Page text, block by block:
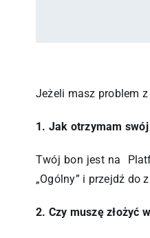
Jeżeli masz problem
1. Jak otrzymam swój
Twój bon jest na
„Ogólny” i przejdź do
2. Czy muszę złożyć